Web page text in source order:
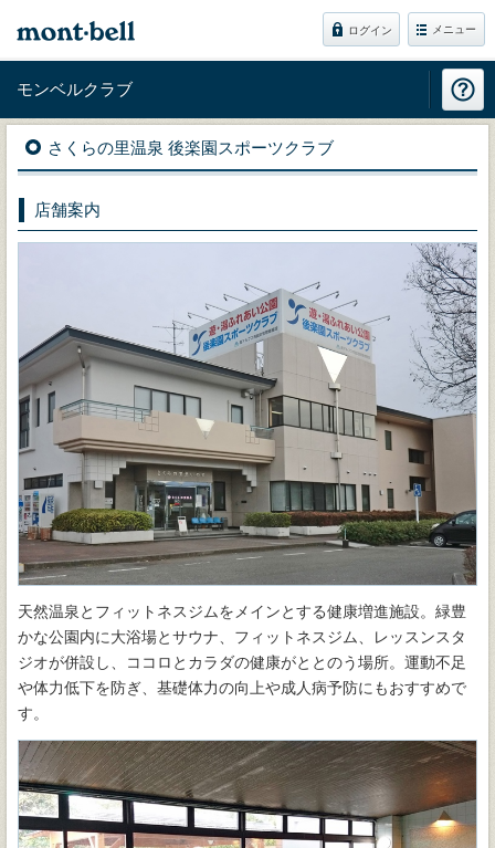
ログイン メニュー
モンベルクラブ
さくらの里温泉 後楽園スポーツクラブ
店舗案内
天然温泉とフィットネスジムをメインとする健康増進施設。緑豊
かな公園内に大浴場とサウナ、フィットネスジム、レッスンスタ
ジオが併設し、ココロとカラダの健康がととのう場所。運動不足
や体力低下を防ぎ、基礎体力の向上や成人病予防にもおすすめで
す。